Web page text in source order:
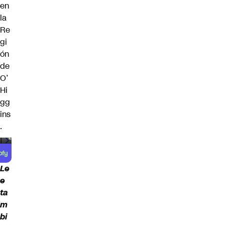
en
la
Re
gi
ón
de
O’
Hi
gg
ins
.
Le
e
ta
m
bi